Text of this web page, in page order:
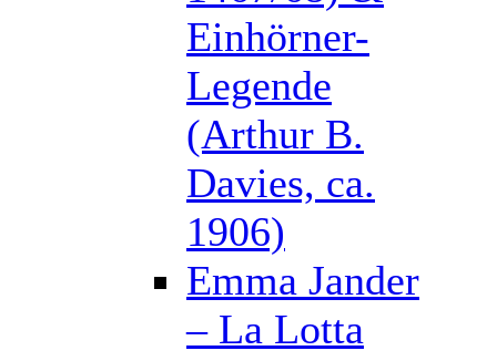
Einhörner-
Legende
(Arthur B.
Davies, ca.
1906)
Emma Jander
– La Lotta